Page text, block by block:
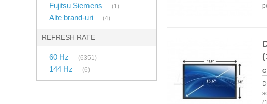
Fujitsu Siemens (1)
Alte brand-uri (4)
REFRESH RATE
60 Hz (6351)
144 Hz (6)